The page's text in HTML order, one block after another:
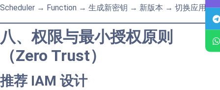
Scheduler → Function → 生成新密钥 → 新版本 → 切换应用
八、权限与最小授权原则
（Zero Trust）
推荐 IAM 设计